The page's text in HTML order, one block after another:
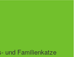
und Familienkatze